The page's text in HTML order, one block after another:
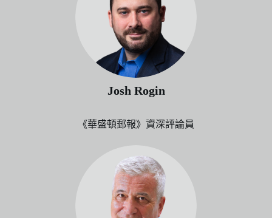
Josh Rogin
《華盛頓郵報》資深評論員